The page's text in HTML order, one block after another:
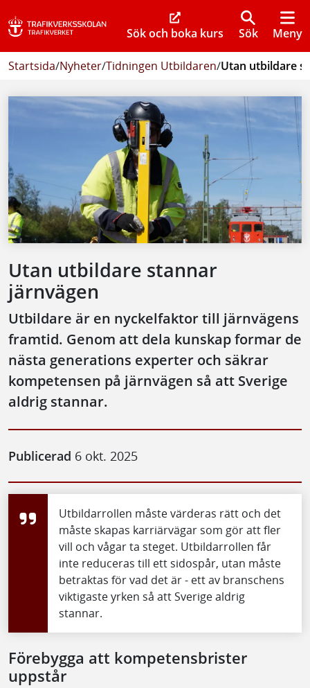
Sök och boka kurs Sök Meny
Startsida/Nyheter/Tidningen Utbildaren/Utan utbildare
Utan utbildare stannar
järnvägen
Utbildare är en nyckelfaktor till järnvägens
framtid. Genom att dela kunskap formar de
nästa generations experter och säkrar
kompetensen på järnvägen så att Sverige
aldrig stannar.
Publicerad 6 okt. 2025
Utbildarrollen måste värderas rätt och det
måste skapas karriärvägar som gör att fler
vill och vågar ta steget. Utbildarrollen får
inte reduceras till ett sidospår, utan måste
betraktas för vad det är - ett av branschens
viktigaste yrken så att Sverige aldrig
stannar.
Förebygga att kompetensbrister
uppstår